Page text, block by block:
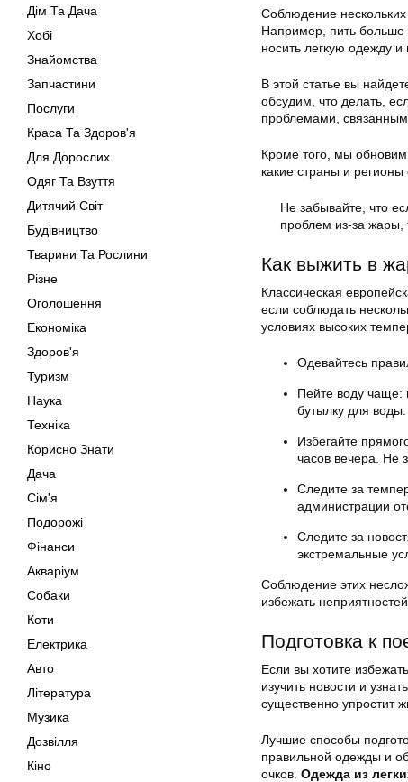
Дім Та Дача
Хобі
Знайомства
Запчастини
Послуги
Краса Та Здоров'я
Для Дорослих
Одяг Та Взуття
Дитячий Світ
Будівництво
Тварини Та Рослини
Різне
Оголошення
Економіка
Здоров'я
Туризм
Наука
Техніка
Корисно Знати
Дача
Сім'я
Подорожі
Фінанси
Акваріум
Собаки
Коти
Електрика
Авто
Література
Музика
Дозвілля
Кіно
Соблюдение
Например, пить больше
носить легкую одежду и
В этой статье вы
обсудим, что делать,
проблемами,
Кроме того, мы
какие страны и регионы
Не забывайте, что
проблем из-за жары,
Как выжить в
Классическая
если соблюдать
условиях высоких
Одевайтесь
Пейте воду чаще:
бутылку для воды.
Избегайте
часов вечера. Не
Следите за
администрации
Следите за
экстремальные
Соблюдение этих
избежать неприятностей.
Подготовка к
Если вы хотите
изучить новости и
существенно упростит
Лучшие способы
правильной одежды и
очков. Одежда из